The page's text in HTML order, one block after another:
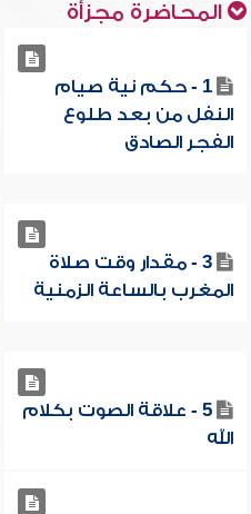
المحاضرة مجزأة
1 - حكم نية صيام
النفل من بعد طلوع
الفجر الصادق
3 - مقدار وقت صلاة
المغرب بالساعة الزمنية
5 - علاقة الصوت بكلام
الله